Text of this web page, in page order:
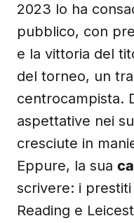
2023 lo ha
pubblico, con
e la vittoria del
del torneo, un
centrocampista.
aspettative nei
cresciute in
Eppure, la sua
scrivere: i
Reading e